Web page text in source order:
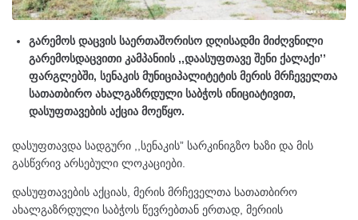
გარემოს დაცვის საერთაშორისო დღისადმი მიძღვნილი
გარემოსდაცვითი კამპანიის ,,დაასუფთავე შენი ქალაქი’’
ფარგლებში, სენაკის მუნიციპალიტეტის მერის მრჩეველთა
სათათბირო ახალგაზრდული საბჭოს ინიციატივით,
დასუფთავების აქცია მოეწყო.
დასუფთავდა სადგური ,,სენაკის” სარკინიგზო ხაზი და მის
გასწვრივ არსებული ლოკაციები.
დასუფთავების აქციას, მერის მრჩეველთა სათათბირო
ახალგაზრდული საბჭოს წევრებთან ერთად, მერიის